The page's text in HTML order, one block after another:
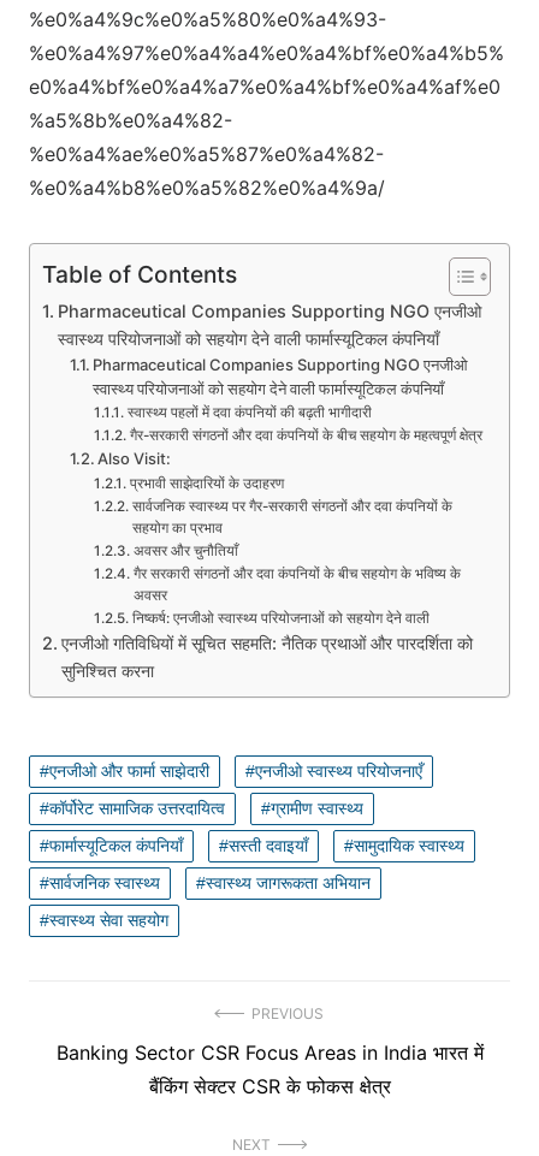
%e0%a4%9c%e0%a5%80%e0%a4%93-
%e0%a4%97%e0%a4%a4%e0%a4%bf%e0%a4%b5%
e0%a4%bf%e0%a4%a7%e0%a4%bf%e0%a4%af%e0
%a5%8b%e0%a4%82-
%e0%a4%ae%e0%a5%87%e0%a4%82-
%e0%a4%b8%e0%a5%82%e0%a4%9a/
Table of Contents
Pharmaceutical Companies Supporting NGO एनजीओ
स्वास्थ्य परियोजनाओं को सहयोग देने वाली फार्मास्यूटिकल कंपनियाँ
Pharmaceutical Companies Supporting NGO एनजीओ
स्वास्थ्य परियोजनाओं को सहयोग देने वाली फार्मास्यूटिकल कंपनियाँ
स्वास्थ्य पहलों में दवा कंपनियों की बढ़ती भागीदारी
गैर-सरकारी संगठनों और दवा कंपनियों के बीच सहयोग के महत्वपूर्ण क्षेत्र
Also Visit:
प्रभावी साझेदारियों के उदाहरण
सार्वजनिक स्वास्थ्य पर गैर-सरकारी संगठनों और दवा कंपनियों के
सहयोग का प्रभाव
अवसर और चुनौतियाँ
गैर सरकारी संगठनों और दवा कंपनियों के बीच सहयोग के भविष्य के
अवसर
निष्कर्ष: एनजीओ स्वास्थ्य परियोजनाओं को सहयोग देने वाली
एनजीओ गतिविधियों में सूचित सहमति: नैतिक प्रथाओं और पारदर्शिता को
सुनिश्चित करना
एनजीओ और फार्मा साझेदारी
एनजीओ स्वास्थ्य परियोजनाएँ
कॉर्पोरेट सामाजिक उत्तरदायित्व
ग्रामीण स्वास्थ्य
फार्मास्यूटिकल कंपनियाँ
सस्ती दवाइयाँ
सामुदायिक स्वास्थ्य
सार्वजनिक स्वास्थ्य
स्वास्थ्य जागरूकता अभियान
स्वास्थ्य सेवा सहयोग
navigation
PREVIOUS
Previous
Banking Sector CSR Focus Areas in India भारत में
बैंकिंग सेक्टर CSR के फोकस क्षेत्र
NEXT